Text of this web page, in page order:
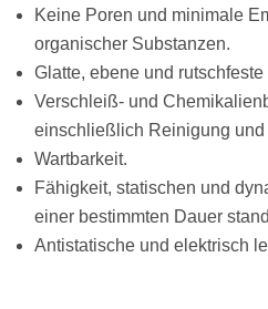
Keine Poren und minimale
organischer Substanzen.
Glatte, ebene und rutschfeste
Verschleiß- und
einschließlich Reinigung und
Wartbarkeit.
Fähigkeit, statischen und
einer bestimmten Dauer
Antistatische und elektrisch